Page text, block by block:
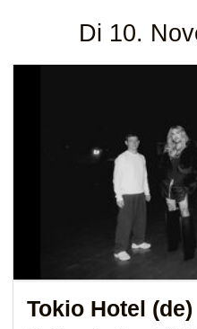
Di 10.
Tokio Hotel (de)